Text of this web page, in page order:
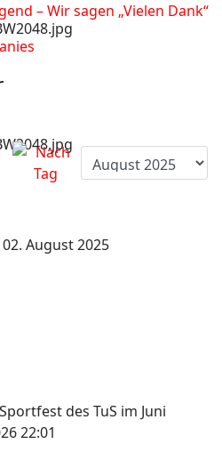
– Wir sagen „Vielen Dank“
August 2025
des TuS im Juni
22:01